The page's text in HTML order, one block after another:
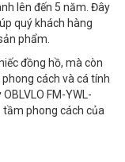
lên đến 5 năm. Đây
quý khách hàng
phẩm.
đồng hồ, mà còn
cách và cá tính
FM-YWL-
tầm phong cách của